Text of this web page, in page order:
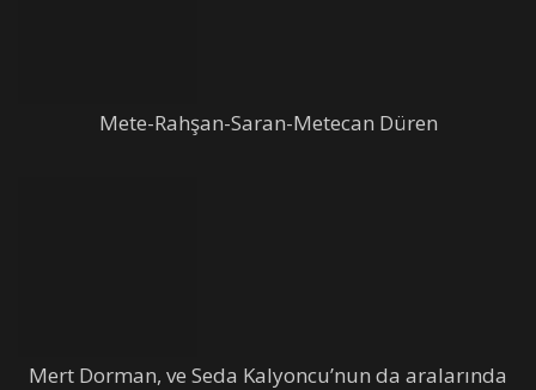
Mete-Rahşan-Saran-Metecan Düren
Mert Dorman, ve Seda Kalyoncu’nun da aralarında